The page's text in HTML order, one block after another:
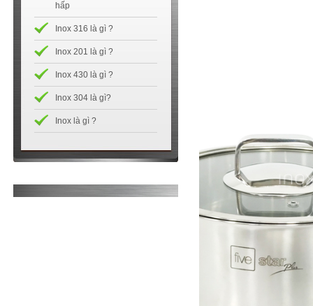
hấp
Inox 316 là gì ?
Inox 201 là gì ?
Inox 430 là gì ?
Inox 304 là gì?
Inox là gì ?